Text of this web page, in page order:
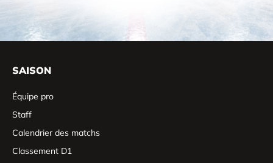
SAISON
Équipe pro
Staff
Calendrier des matchs
Classement D1